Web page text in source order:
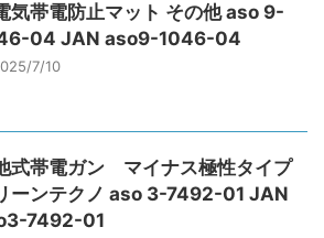
気帯電防止マット その他 aso 9-
04 JAN aso9-1046-04
7/10
式帯電ガン マイナス極性タイプ
ーンテクノ aso 3-7492-01 JAN
7492-01